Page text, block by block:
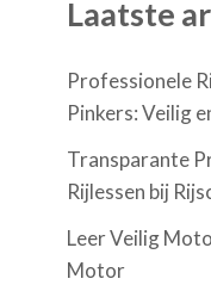
Laatste
Professionele
Pinkers: Veilig
Transparante
Rijlessen bij
Leer Veilig
Motor